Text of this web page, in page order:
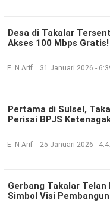
Desa di Takalar
Akses 100 Mbps Gratis!
E. N Arif 31 Januari 2026 -
Pertama di Sulsel,
Perisai BPJS
E. N Arif 25 Januari 2026 -
Gerbang Takalar Telan
Simbol Visi